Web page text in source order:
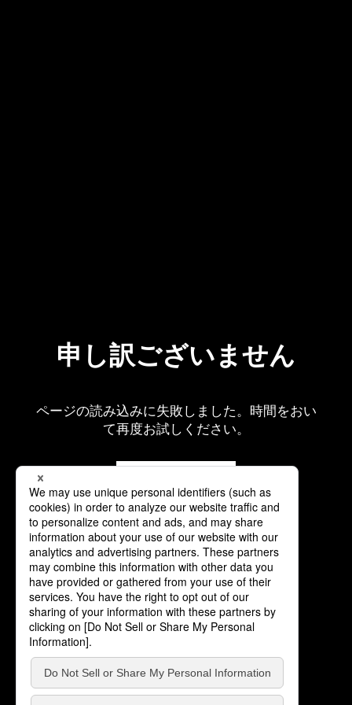
申し訳ございません
ページの読み込みに失敗しました。時間をおい
て再度お試しください。